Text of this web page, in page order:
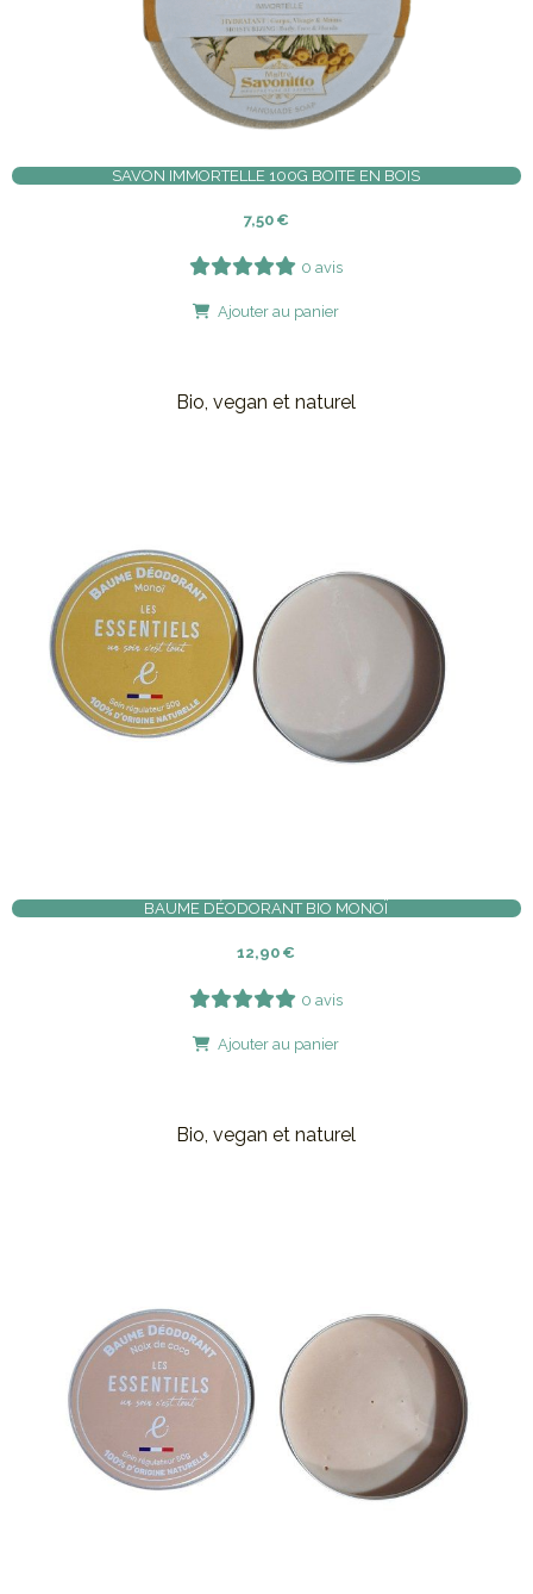
SAVON IMMORTELLE 100G BOITE EN BOIS
7,50€
0 avis
Ajouter au panier
Bio, vegan et naturel
BAUME DÉODORANT BIO MONOÏ
12,90 €
0 avis
Ajouter au panier
Bio, vegan et naturel